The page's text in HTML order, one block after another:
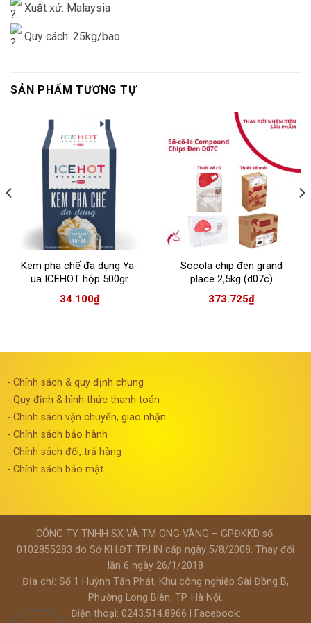
Xuất xứ: Malaysia
Quy cách: 25kg/bao
SẢN PHẨM TƯƠNG TỰ
Kem pha chế đa dụng Ya-
ua ICEHOT hộp 500gr
34.100₫
Socola chip đen grand
place 2,5kg (d07c)
373.725₫
- Chính sách & quy định chung
- Quy định & hình thức thanh toán
- Chính sách vận chuyển, giao nhận
- Chính sách bảo hành
- Chính sách đổi, trả hàng
- Chính sách bảo mật
CÔNG TY TNHH SX VÀ TM ONG VÀNG – GPĐKKD số:
0102855283 do Sở KH.ĐT TP.HN cấp ngày 5/8/2008. Thay đổi
lần 6 ngày 26/1/2018
Địa chỉ: Số 1 Huỳnh Tấn Phát, Khu công nghiệp Sài Đồng B,
Phường Long Biên, TP. Hà Nội.
Điện thoại: 0243.514.8966 | Facebook: